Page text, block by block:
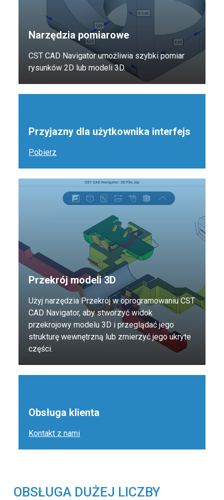
Przyjazny dla użytkownika interfejs
Pobierz
Narzędzia pomiarowe
CST CAD Navigator umożliwia szybki pomiar
rysunków 2D lub modeli 3D.
Przekrój modeli 3D
Użyj narzędzia Przekrój w oprogramowaniu CST
CAD Navigator, aby stworzyć widok
przekrojowy modelu 3D i przeglądać jego
strukturę wewnętrzną lub zmierzyć jego ukryte
części.
Obsługa klienta
Kontakt z nami
OBSŁUGA DUŻEJ LICZBY